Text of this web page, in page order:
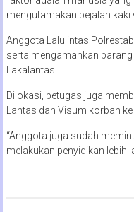
mengutamakan pejalan kaki
Anggota Lalulintas
serta mengamankan
Lakalantas.
Dilokasi, petugas juga
Lantas dan Visum korban
“Anggota juga sudah
melakukan penyidikan lebih